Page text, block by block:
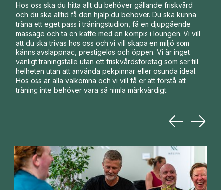
Hos oss ska du hitta allt du behöver gällande friskvård
och du ska alltid få den hjälp du behöver. Du ska kunna
träna ett eget pass i träningstudion, få en djupgående
massage och ta en kaffe med en kompis i loungen. Vi vill
att du ska trivas hos oss och vi vill skapa en miljö som
känns avslappnad, prestigelös och öppen. Vi är inget
vanligt träningställe utan ett friskvårdsföretag som ser till
helheten utan att använda pekpinnar eller osunda ideal.
Hos oss är alla välkomna och vi vill få er att förstå att
träning inte behöver vara så himla märkvärdigt.